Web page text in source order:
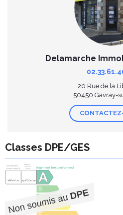
Delamarche
20 Rue de la
50450 Gavray-
Classes DPE/GES